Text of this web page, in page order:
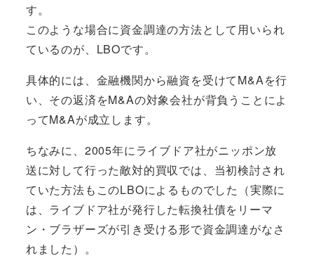
す。
このような場合に資金調達の方法として用いられ
ているのが、LBOです。
具体的には、金融機関から融資を受けてM&Aを行
い、 その返済をM&Aの対象会社が背負う ことによ
ってM&Aが成立します。
ちなみに、2005年にライブドア社がニッポン放
送に対して行った敵対的買収では、当初検討され
ていた方法もこのLBOによるものでした（実際に
は、ライブドア社が発行した転換社債をリーマ
ン・ブラザーズが引き受ける形で資金調達がなさ
れました）。